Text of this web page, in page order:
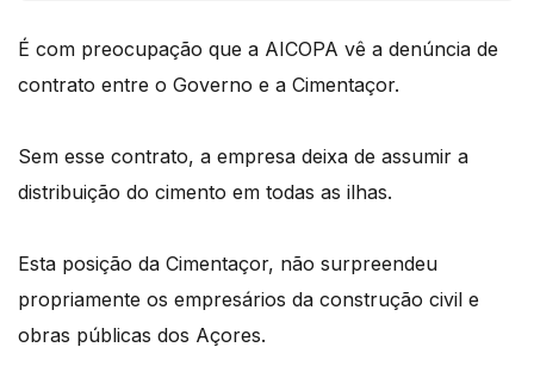
É com preocupação que a AICOPA vê a denúncia de
contrato entre o Governo e a Cimentaçor.
Sem esse contrato, a empresa deixa de assumir a
distribuição do cimento em todas as ilhas.
Esta posição da Cimentaçor, não surpreendeu
propriamente os empresários da construção civil e
obras públicas dos Açores.